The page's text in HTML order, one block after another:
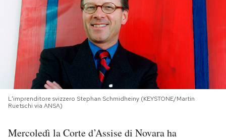
PODCAST
NEWSLETTER
I MIEI PREFERITI
L'imprenditore svizzero Stephan Schmidheiny (KEYSTONE/Martin
Ruetschi via ANSA)
Mercoledì la Corte d’Assise di Novara ha